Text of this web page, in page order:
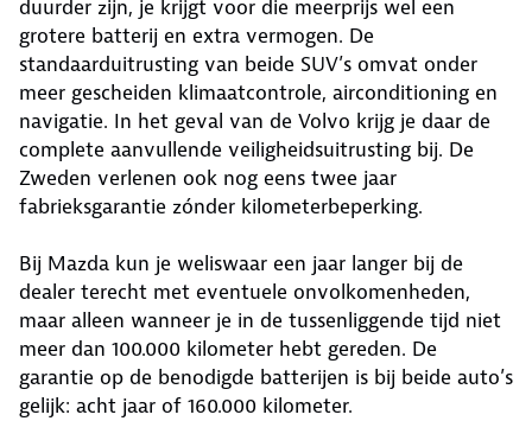
duurder zijn, je krijgt voor die meerprijs wel een
grotere batterij en extra vermogen. De
standaarduitrusting van beide SUV’s omvat onder
meer gescheiden klimaatcontrole, airconditioning en
navigatie. In het geval van de Volvo krijg je daar de
complete aanvullende veiligheidsuitrusting bij. De
Zweden verlenen ook nog eens twee jaar
fabrieksgarantie zónder kilometerbeperking.
Bij Mazda kun je weliswaar een jaar langer bij de
dealer terecht met eventuele onvolkomenheden,
maar alleen wanneer je in de tussenliggende tijd niet
meer dan 100.000 kilometer hebt gereden. De
garantie op de benodigde batterijen is bij beide auto’s
gelijk: acht jaar of 160.000 kilometer.